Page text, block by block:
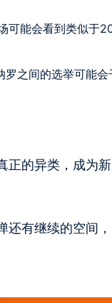
能会看到类似于
罗之间的选举可能
正的异类，成为
有继续的空间